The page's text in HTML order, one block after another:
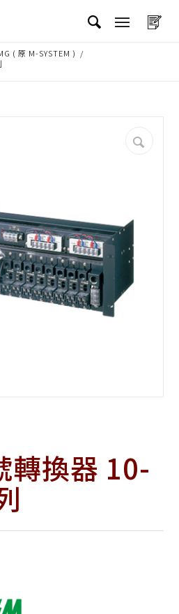
( 原 M-SYSTEM ) /
轉換器 10-